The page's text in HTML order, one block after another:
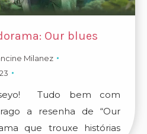
Our blues
Milanez
Tudo bem com
a resenha de “Our
que trouxe histórias